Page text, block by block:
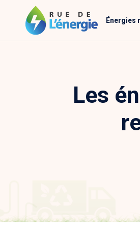
Énergies
Les